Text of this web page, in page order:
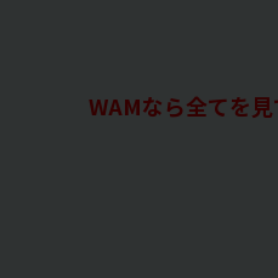
WAMなら全てを